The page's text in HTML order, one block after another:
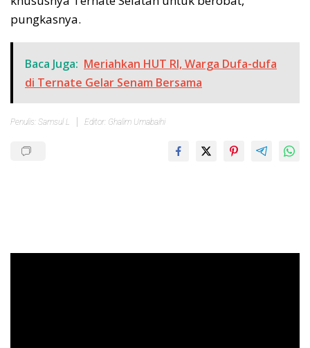
pungkasnya.
Baca Juga: Meriahkan HUT RI, Warga Dufa-dufa
di Ternate Gelar Senam Bersama
Penulis: Samsul L Editor: Ghalim Umabaihi